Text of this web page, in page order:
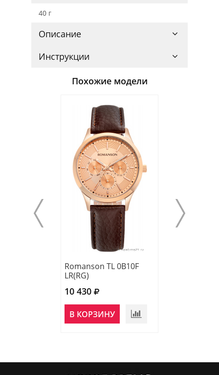
40 г
Описание
Инструкции
Похожие модели
Romanson TL 0B10F
LR(RG)
10 430
В КОРЗИНУ